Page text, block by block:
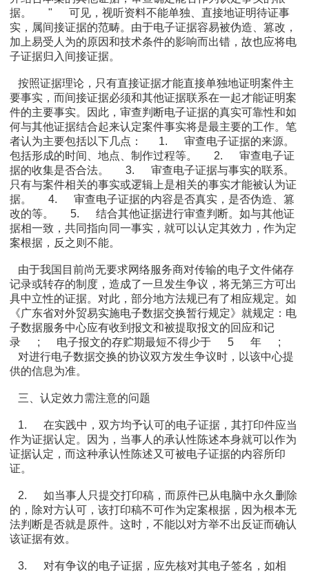
据。
"
可见，视听资料不能单独、直接地证明待证事
实，属间接证据的范畴。由于电子证据容易被伪造、篡改，
加上易受人为的原因和技术条件的影响而出错，故也应将电
子证据归入间接证据。
按照证据理论，只有直接证据才能直接单独地证明案件主
要事实，而间接证据必须和其他证据联系在一起才能证明案
件的主要事实。因此，审查判断电子证据的真实可靠性和如
何与其他证据结合起来认定案件事实将是最主要的工作。笔
者认为主要包括以下几点：
1.
审查电子证据的来源。
包括形成的时间、地点、制作过程等。
2.
审查电子证
据的收集是否合法。
3.
审查电子证据与事实的联系。
只有与案件相关的事实或逻辑上是相关的事实才能被认为证
据。
4.
审查电子证据的内容是否真实，是否伪造、篡
改的等。
5.
结合其他证据进行审查判断。如与其他证
据相一致，共同指向同一事实，就可以认定其效力，作为定
案根据，反之则不能。
由于我国目前尚无要求网络服务商对传输的电子文件储存
记录或转存的制度，造成了一旦发生争议，将无第三方可出
具中立性的证据。对此，部分地方法规已有了相应规定。如
《广东省对外贸易实施电子数据交换暂行规定》就规定：电
子数据服务中心应有收到报文和被提取报文的回应和记
录
; 电子报文的存贮期最短不得少于 5 年
;
对进行电子数据交换的协议双方发生争议时，以该中心提
供的信息为准。
三、认定效力需注意的问题
1.
在实践中，双方均予认可的电子证据，其打印件应当
作为证据认定。因为，当事人的承认性陈述本身就可以作为
证据认定，而这种承认性陈述又可被电子证据的内容所印
证。
2.
如当事人只提交打印稿，而原件已从电脑中永久删除
的，除对方认可，该打印稿不可作为定案根据，因为根本无
法判断是否就是原件。这时，不能以对方举不出反证而确认
该证据有效。
3.
对有争议的电子证据，应先核对其电子签名，如相